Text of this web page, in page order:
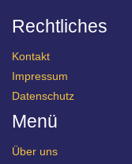
Rechtliches
Kontakt
Impressum
Datenschutz
Menü
Über uns